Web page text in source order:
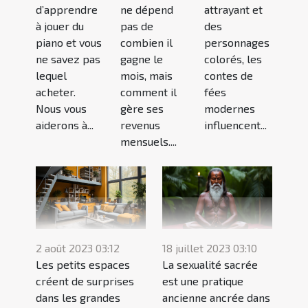
d’apprendre
à jouer du
piano et vous
ne savez pas
lequel
acheter.
Nous vous
aiderons à...
ne dépend
pas de
combien il
gagne le
mois, mais
comment il
gère ses
revenus
mensuels....
attrayant et
des
personnages
colorés, les
contes de
fées
modernes
influencent...
2 août 2023 03:12
Les petits espaces
créent de surprises
dans les grandes
18 juillet 2023 03:10
La sexualité sacrée
est une pratique
ancienne ancrée dans